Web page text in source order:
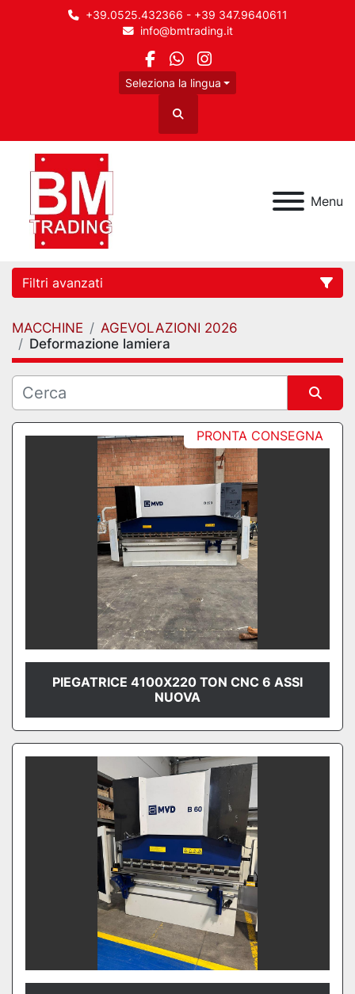
+39.0525.432366 - +39 347.9640611
info@bmtrading.it
facebook
whatsapp
instagram
Seleziona la lingua
Cerca
Menu
Filtri avanzati
Categoria
MACCHINE
AGEVOLAZIONI 2026
Deformazione lamiera
Ordina perPRONTA CONSEGNA
PIEGATRICE 4100X220 TON CNC 6 ASSI
NUOVA